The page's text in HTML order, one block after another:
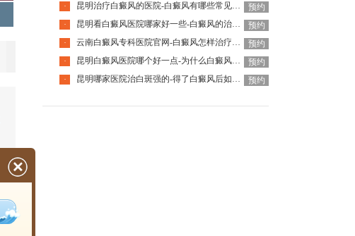
·
昆明治疗白癜风的医院-白癜风有哪些常见谣言呢
预约
·
昆明看白癜风医院哪家好一些-白癜风的治疗要注意什么呢
预约
·
云南白癜风专科医院官网-白癜风怎样治疗才科学呢
预约
·
昆明白癜风医院哪个好一点-为什么白癜风治疗周期那么长呢
预约
·
昆明哪家医院治白斑强的-得了白癜风后如何调节心理问题呢 预约